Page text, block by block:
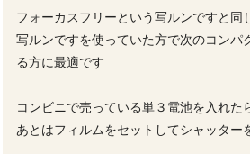
フォーカスフリーという写ルンですと同
写ルンですを使っていた方で次のコンパ
る方に最適です
コンビニで売っている単３電池を入れた
あとはフィルムをセットしてシャッター